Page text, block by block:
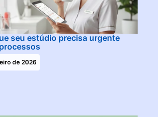
seu estúdio precisa urgente
de 2026